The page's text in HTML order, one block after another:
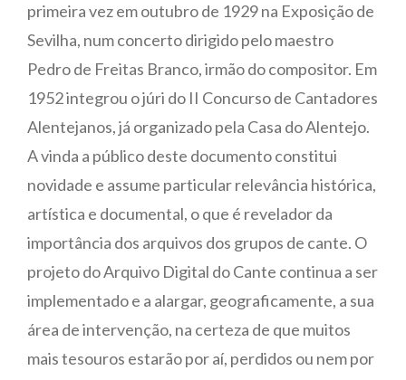
primeira vez em outubro de 1929 na Exposição de
Sevilha, num concerto dirigido pelo maestro
Pedro de Freitas Branco, irmão do compositor. Em
1952 integrou o júri do II Concurso de Cantadores
Alentejanos, já organizado pela Casa do Alentejo.
A vinda a público deste documento constitui
novidade e assume particular relevância histórica,
artística e documental, o que é revelador da
importância dos arquivos dos grupos de cante. O
projeto do Arquivo Digital do Cante continua a ser
implementado e a alargar, geograficamente, a sua
área de intervenção, na certeza de que muitos
mais tesouros estarão por aí, perdidos ou nem por